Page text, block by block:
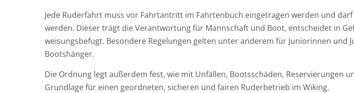
Jede Ruderfahrt muss vor Fahrtantritt im Fahrtenbuch eingetragen werden und
werden. Dieser trägt die Verantwortung für Mannschaft und Boot, entscheidet in
weisungsbefugt. Besondere Regelungen gelten unter anderem für Juniorinnen
Bootshänger.
Die Ordnung legt außerdem fest, wie mit Unfällen, Bootsschäden, Reservierungen
Grundlage für einen geordneten, sicheren und fairen Ruderbetrieb im Wiking.